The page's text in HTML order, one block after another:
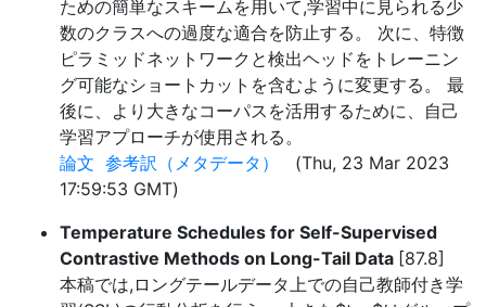
ための簡単なスキームを用いて,学習中に見られる少
数のクラスへの過度な適合を防止する。 次に、特徴
ピラミッドネットワークと検出ヘッドをトレーニン
グ可能なショートカットを含むように変更する。 最
後に、より大きなコーパスを活用するために、自己
学習アプローチが使用される。
論文 参考訳（メタデータ）
(Thu, 23 Mar 2023
17:59:53 GMT)
Temperature Schedules for Self-Supervised
Contrastive Methods on Long-Tail Data [87.8]
本稿では,ロングテールデータ上での自己教師付き学